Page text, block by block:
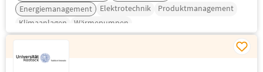
Energiemanagement
Elektrotechnik
Produktmanagement
Klimaanlagen
Wärmepumpen